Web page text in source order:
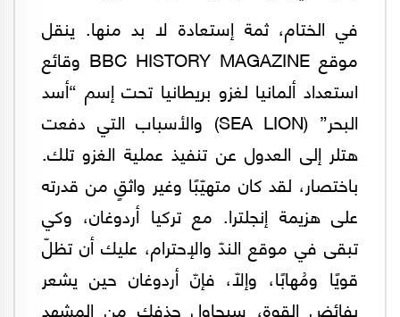
في الختام، ثمة إستعادة لا بد منها. ينقل
موقع BBC HISTORY MAGAZINE وقائع
استعداد ألمانيا لغزو بريطانيا تحت إسم “أسد
البحر” (SEA LION) والأسباب التي دفعت
هتلر إلى العدول عن تنفيذ عملية الغزو تلك.
باختصار، لقد كان متهيّبًا وغير واثقٍ من قدرته
على هزيمة إنجلترا. مع تركيا أردوغان، وكي
تبقى في موقع الندّ والإحترام، عليك أن تظلّ
قويًا ومُهابًا، وإلّا، فإنّ أردوغان حين يشعر
بفائض القوة، سيحاول حذفك من المشهد